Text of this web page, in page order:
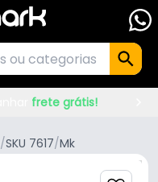
frete grátis!
/SKU 7617/Mk